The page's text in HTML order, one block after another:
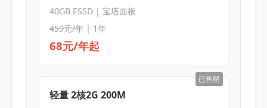
40GB ESSD | 宝塔面板
459元/年| 1年
68元/年起
已售罄
轻量 2核2G 200M